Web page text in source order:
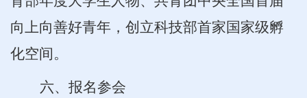
向上向善好青年，创立科技部首家国家级孵
化空间。
六、报名参会